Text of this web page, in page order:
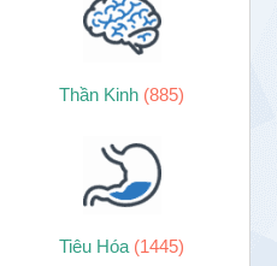
Thần Kinh (885)
Tiêu Hóa (1445)